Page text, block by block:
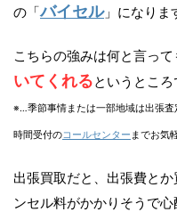
の「バイセル」になりま
こちらの強みは何と言って
いてくれるというとこ
※…季節事情または一部地域は出張
時間受付のコールセンター までお気
出張買取だと、出張費と
ンセル料がかかりそうで